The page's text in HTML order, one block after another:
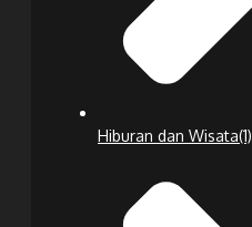
Hiburan dan Wisata(1)